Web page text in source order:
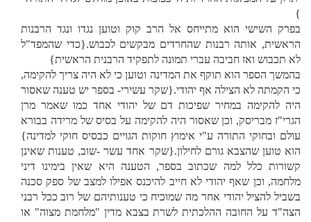
}
בפרק השישי הוא מתייחס אל הרב קוק וטוען נגדו ונגד הרבנות
הראשית, אותה רבנות שהחרדים מבקשים לכבוש.{כדי שהמפד"ל
לא תכבוש ואז חביבה עברי תמונה לתפקיד הרבנית הראשית}
בהמשך הספר הוא תוקף את המדינה וטוען כי לא היה צריך להקימה,
כי הקמתה לא הצילה אף יהודי.{שקר עשירי- בספר יש טענה שאסור
היה להקימה במחיר שפיכות דם של יהודי אחד כמו שאמר מרן
הגרי"ז מבריסק, וכן שאסור היה להקימה על בסיס של מרידה בבורא
עולם ובחוקי התורה ע"י אימוץ חוקות הגויים כבסיס חוקי למדינה}
הוא טוען שהצבא גורם לחילון.{שקר אחד עשר -שוב, טענות שאינן
קשורות כלל למה שכתוב בספר, הטענה היא שאין בימינו דיני
מלחמה, וכן שאף יהודי לא חייב להיכנס אפילו למצב של ספק סכנה
בשביל להציל יהודי אחר מה שמוכיח כי טענותיהם של רוב ככל רבני
הצה"ד על החובה ההלכתית לשרת בצבא מדין "מלחמת מצוה" או